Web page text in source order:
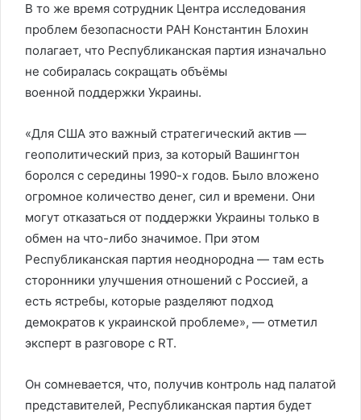
В то же время сотрудник Центра исследования
проблем безопасности РАН Константин Блохин
полагает, что Республиканская партия изначально
не собиралась сокращать объёмы
военной поддержки Украины.
«Для США это важный стратегический актив —
геополитический приз, за который Вашингтон
боролся с середины 1990-х годов. Было вложено
огромное количество денег, сил и времени. Они
могут отказаться от поддержки Украины только в
обмен на что-либо значимое. При этом
Республиканская партия неоднородна — там есть
сторонники улучшения отношений с Россией, а
есть ястребы, которые разделяют подход
демократов к украинской проблеме», — отметил
эксперт в разговоре с RT.
Он сомневается, что, получив контроль над палатой
представителей, Республиканская партия будет